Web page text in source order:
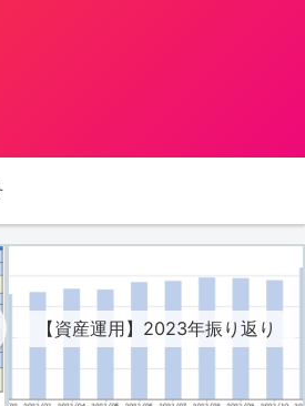
【資産運用】2023年振り返り